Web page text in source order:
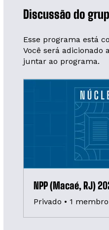
Discussão do
Esse programa está
Você será adicionado
juntar ao programa.
NPP (Macaé, RJ)
Privado • 1 membro